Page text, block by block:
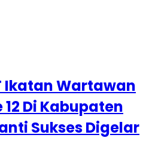
Ikatan Wartawan
Di Kabupaten
Sukses Digelar